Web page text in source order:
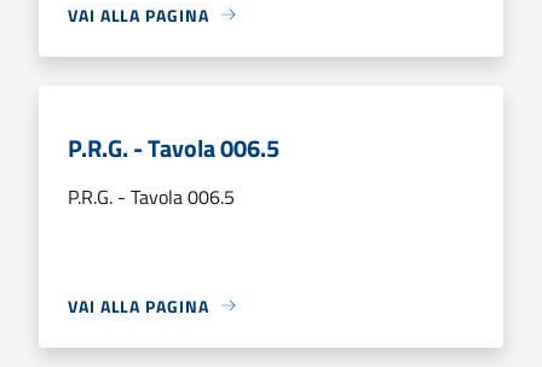
VAI ALLA PAGINA
P.R.G. - Tavola 006.5
P.R.G. - Tavola 006.5
VAI ALLA PAGINA